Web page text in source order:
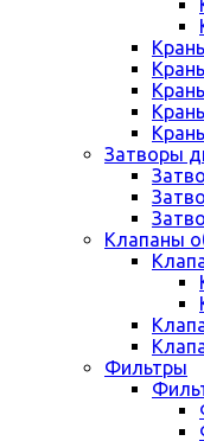
Затворы
Клапаны
Фильтры